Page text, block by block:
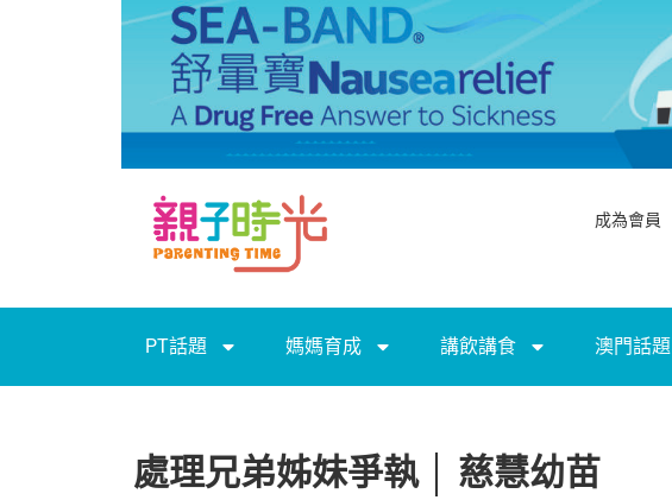
成為會員
PT話題 媽媽育成 講飲講食 澳門話題
處理兄弟姊妹爭執 │ 慈慧幼苗